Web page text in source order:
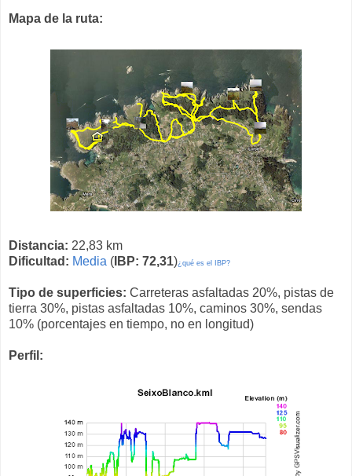
Mapa de la ruta:
Distancia: 22,83 km
Dificultad: Media ( IBP: 72,31)¿qué es el IBP?
Tipo de superficies: Carreteras asfaltadas 20%, pistas de
tierra 30%, pistas asfaltadas 10%, caminos 30%, sendas
10% (porcentajes en tiempo, no en longitud)
Perfil: